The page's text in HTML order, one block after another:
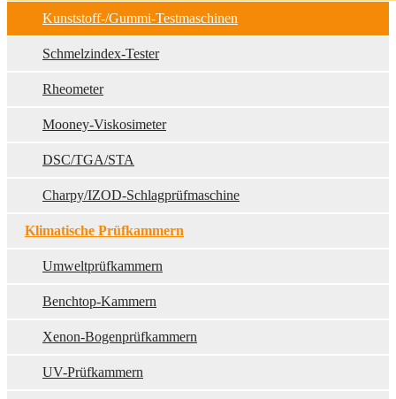
Kunststoff-/Gummi-Testmaschinen
Schmelzindex-Tester
Rheometer
Mooney-Viskosimeter
DSC/TGA/STA
Charpy/IZOD-Schlagprüfmaschine
Klimatische Prüfkammern
Umweltprüfkammern
Benchtop-Kammern
Xenon-Bogenprüfkammern
UV-Prüfkammern